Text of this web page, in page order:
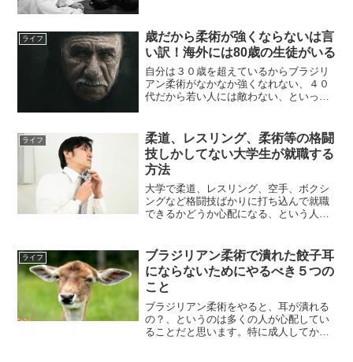
ライフ
歳だから柔術が強くならないは言
い訳！海外には80歳の生徒がいる
自分は３０歳を超えているからブラジリ
アン柔術がなかなか強くなれない、４０
代だから若い人には敵わない、といった
ライフ
柔道、レスリング、柔術等の格闘
技しかしてない大学生が就職する
方法
大学で柔道、レスリング、空手、ボクシ
ングなど格闘技ばかりに打ち込んで就職
できるかどうか心配になる、という人向
ライフ
ブラジリアン柔術で潰れた餃子耳
にならないためにやるべき５つの
こと
ブラジリアン柔術をやると、耳が潰れる
の？、というのは多くの人が心配してい
ることだと思います。特に成人してか